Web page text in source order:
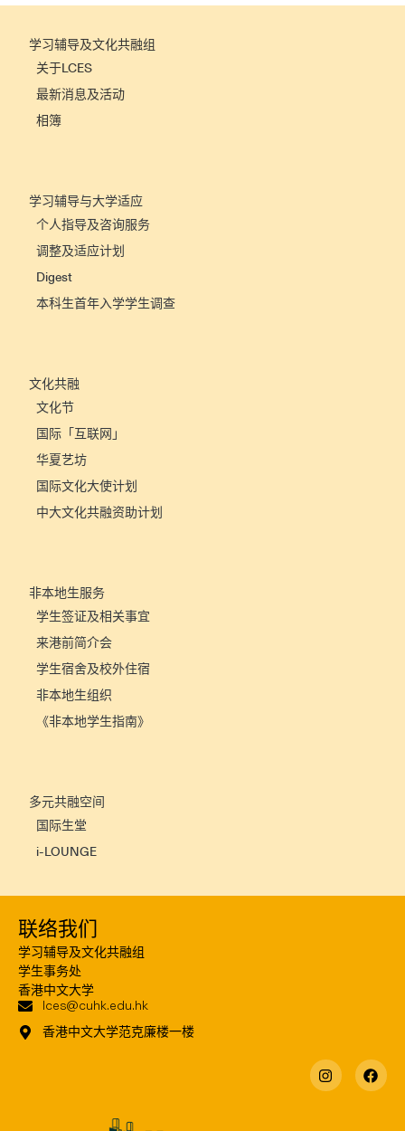
学习辅导及文化共融组
关于LCES
最新消息及活动
相簿
学习辅导与大学适应
个人指导及咨询服务
调整及适应计划
Digest
本科生首年入学学生调查
文化共融
文化节
国际「互联网」
华夏艺坊
国际文化大使计划
中大文化共融资助计划
非本地生服务
学生签证及相关事宜
来港前简介会
学生宿舍及校外住宿
非本地生组织
《非本地学生指南》
多元共融空间
国际生堂
i-LOUNGE
联络我们
学习辅导及文化共融组
学生事务处
香港中文大学
lces@cuhk.edu.hk
香港中文大学范克廉楼一楼